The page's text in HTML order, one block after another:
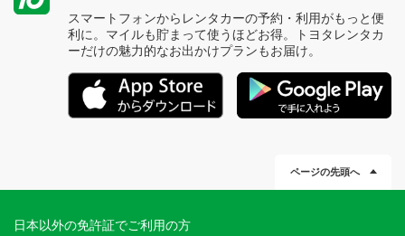
スマートフォンからレンタカーの予約・利用がもっと便
利に。マイルも貯まって使うほどお得。トヨタレンタカ
ーだけの魅力的なお出かけプランもお届け。
ページの先頭へ
日本以外の免許証でご利用の方